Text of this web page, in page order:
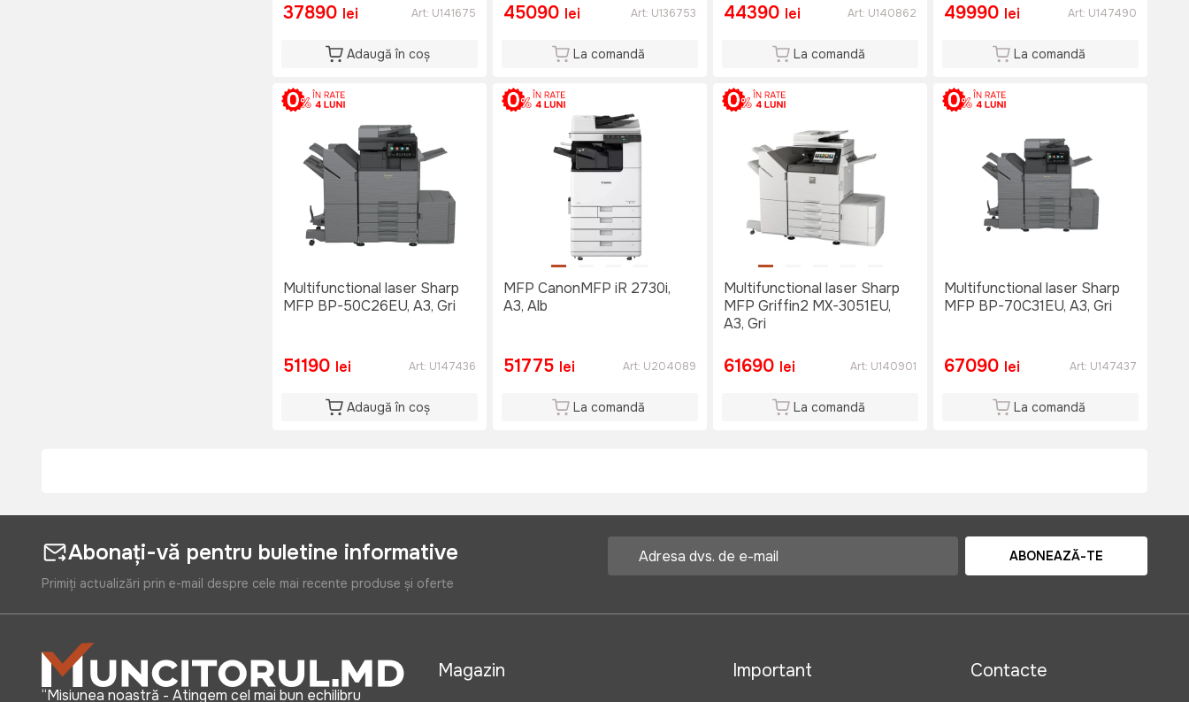
37890 lei Art: U141675
Adaugă în coș
45090 lei Art: U136753
La comandă
44390 lei Art: U140862
La comandă
49990 lei Art: U147490
La comandă
Multifunctional laser Sharp
MFP BP-50C26EU, A3, Gri
51190 lei Art: U147436
Adaugă în coș
MFP CanonMFP iR 2730i,
A3, Alb
51775 lei Art: U204089
La comandă
Multifunctional laser Sharp
MFP Griffin2 MX-3051EU,
A3, Gri
61690 lei Art: U140901
La comandă
Multifunctional laser Sharp
MFP BP-70C31EU, A3, Gri
67090 lei Art: U147437
La comandă
Abonați-vă pentru buletine informative
Primiți actualizări prin e-mail despre cele mai recente produse și oferte
ABONEAZĂ-TE
“Misiunea noastră - Atingem cel mai bun echilibru
Magazin Important Contacte